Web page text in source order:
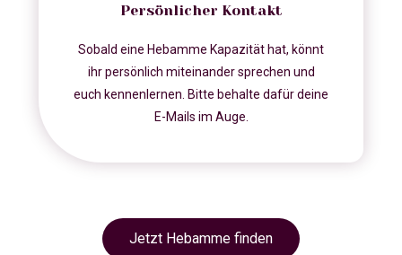
Persönlicher Kontakt
Sobald eine Hebamme Kapazität hat, könnt
ihr persönlich miteinander sprechen und
euch kennenlernen. Bitte behalte dafür deine
E-Mails im Auge.
Jetzt Hebamme finden